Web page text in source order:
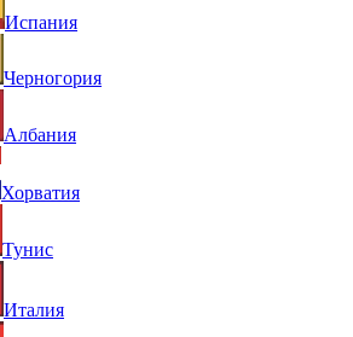
Испания
Черногория
Албания
Хорватия
Тунис
Италия